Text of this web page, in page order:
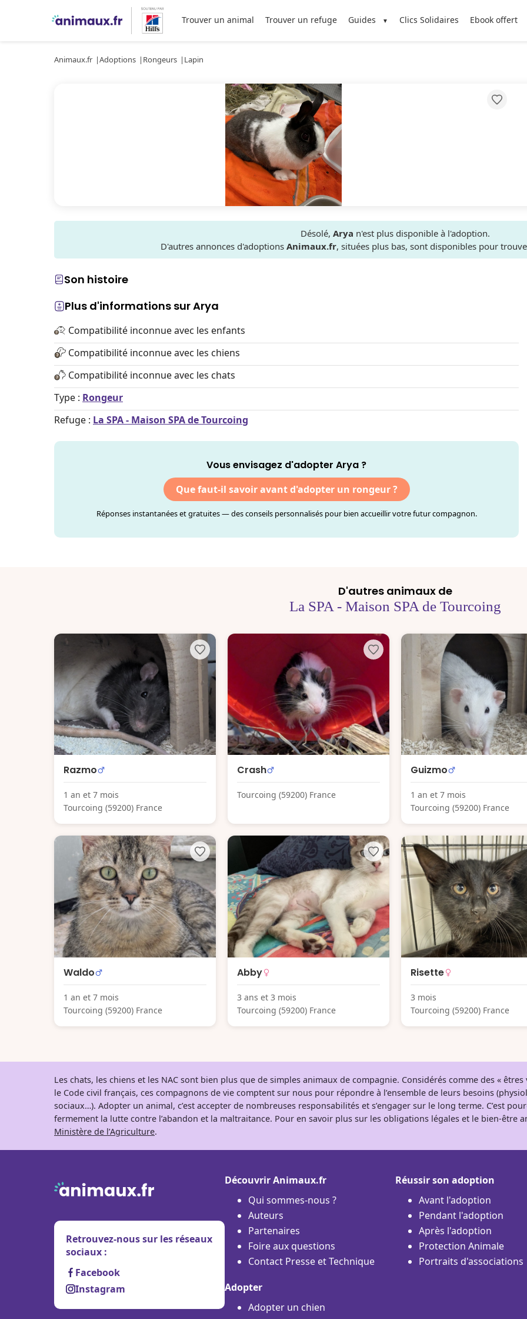
Trouver un animal Trouver un refuge Guides Clics Solidaires Ebook offert
Animaux.fr Adoptions Rongeurs Lapin
Désolé, Arya n'est plus disponible à l'adoption.
D'autres annonces d'adoptions Animaux.fr, situées plus bas, sont disponibles pour
Son histoire
Plus d'informations sur Arya
Compatibilité inconnue avec les enfants
Compatibilité inconnue avec les chiens
Compatibilité inconnue avec les chats
Type : Rongeur
Refuge : La SPA - Maison SPA de Tourcoing
Vous envisagez d'adopter Arya ?
Que faut-il savoir avant d'adopter un rongeur ?
Réponses instantanées et gratuites — des conseils personnalisés pour bien accueillir votre futur compagnon.
D'autres animaux de
La SPA - Maison SPA de Tourcoing
Razmo
1 an et 7 mois
Tourcoing (59200) France
Crash
Tourcoing (59200) France
Guizmo
1 an et 7 mois
Tourcoing (59200) France
Waldo
1 an et 7 mois
Tourcoing (59200) France
Abby
3 ans et 3 mois
Tourcoing (59200) France
Risette
3 mois
Tourcoing (59200) France
Les chats, les chiens et les NAC sont bien plus que de simples animaux de compagnie. Considérés comme des «
le Code civil français, ces compagnons de vie comptent sur nous pour répondre à l’ensemble de leurs besoins
sociaux…). Adopter un animal, c’est accepter de nombreuses responsabilités et s’engager sur le long terme. C’est
fermement la lutte contre l’abandon et la maltraitance. Pour en savoir plus sur les obligations légales et le bien-être
Ministère de l’Agriculture.
Retrouvez-nous sur les réseaux
sociaux :
Facebook
Instagram
Découvrir Animaux.fr
Qui sommes-nous ?
Auteurs
Partenaires
Foire aux questions
Contact Presse et Technique
Adopter
Adopter un chien
Réussir son adoption
Avant l'adoption
Pendant l'adoption
Après l'adoption
Protection Animale
Portraits d'associations